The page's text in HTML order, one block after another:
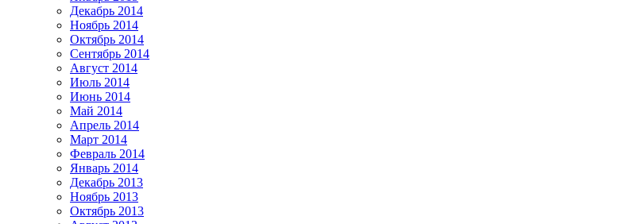
Декабрь 2014
Ноябрь 2014
Октябрь 2014
Сентябрь 2014
Август 2014
Июль 2014
Июнь 2014
Май 2014
Апрель 2014
Март 2014
Февраль 2014
Январь 2014
Декабрь 2013
Ноябрь 2013
Октябрь 2013